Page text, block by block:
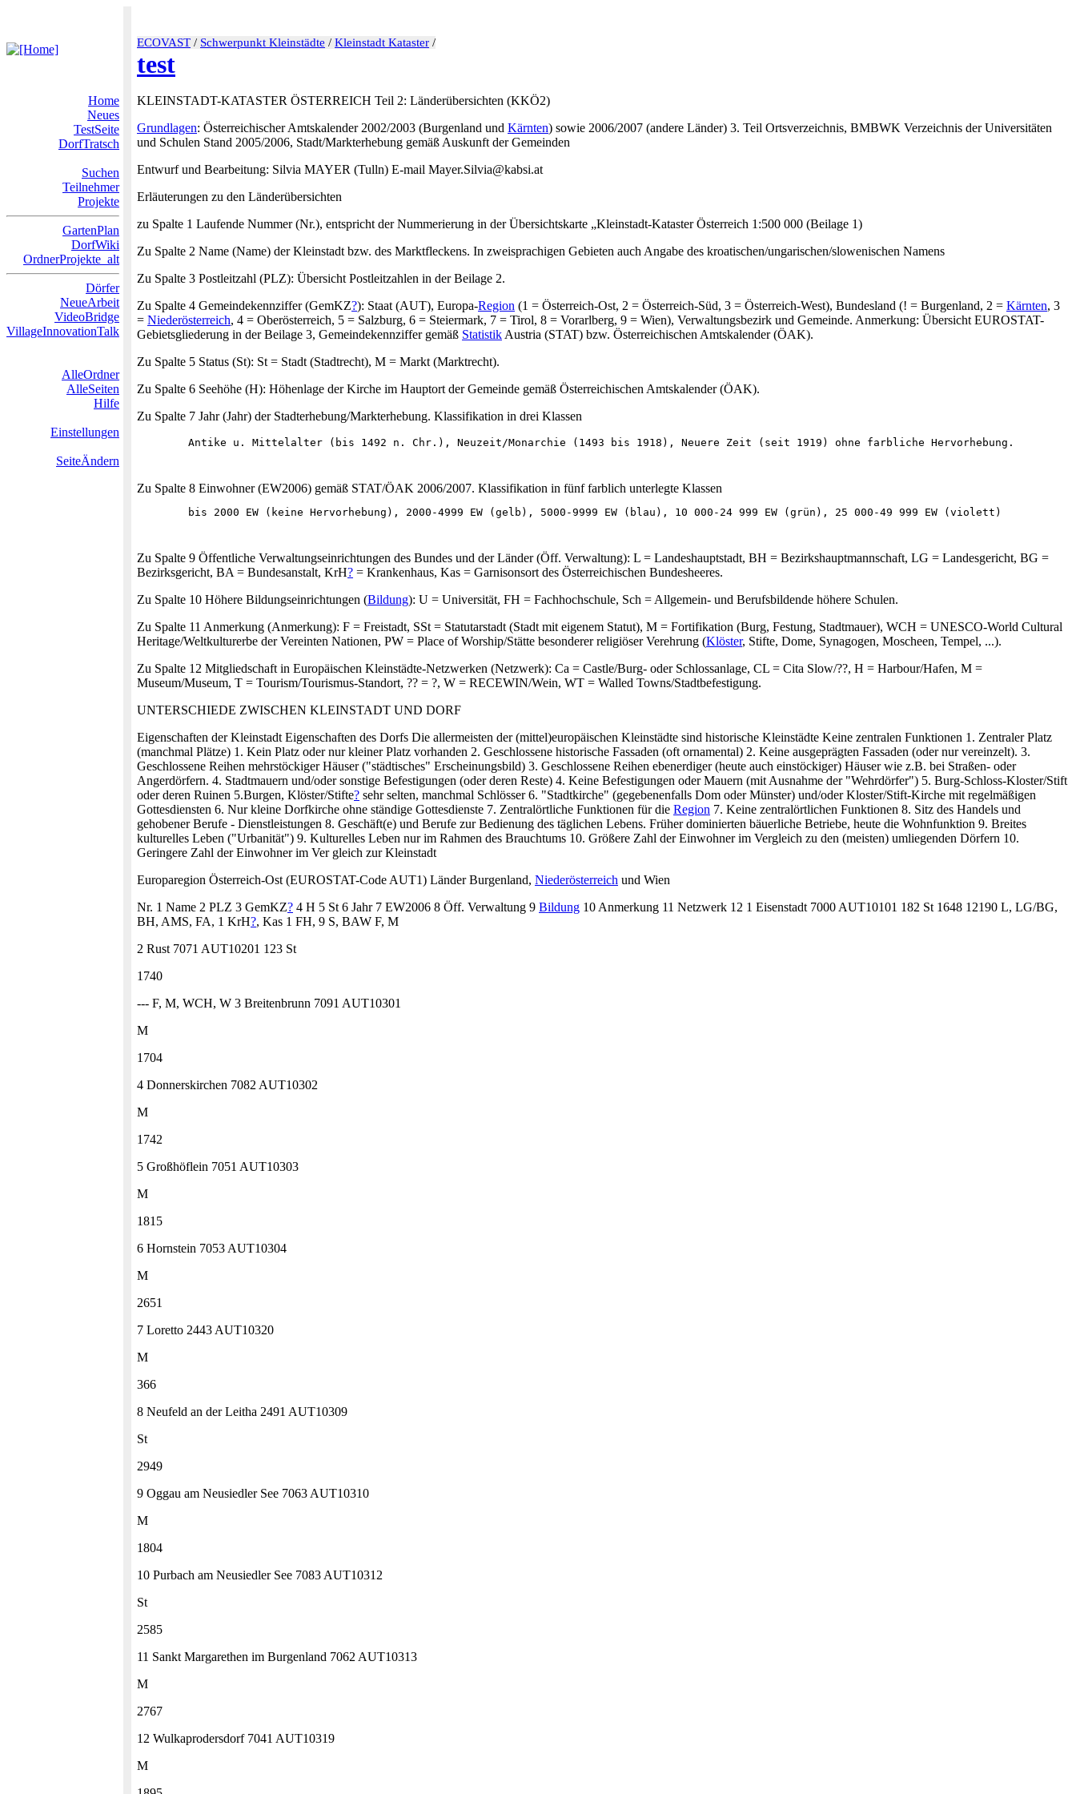
ECOVAST / Schwerpunkt Kleinstädte / Kleinstadt Kataster /
test
Home
Neues
TestSeite
DorfTratsch
Suchen
Teilnehmer
Projekte
GartenPlan
DorfWiki
OrdnerProjekte_alt
Dörfer
NeueArbeit
VideoBridge
VillageInnovationTalk
AlleOrdner
AlleSeiten
Hilfe
Einstellungen
SeiteÄndern
KLEINSTADT-KATASTER ÖSTERREICH Teil 2: Länderübersichten (KKÖ2)
Grundlagen: Österreichischer Amtskalender 2002/2003 (Burgenland und Kärnten) sowie 2006/2007 (andere Länder) 3. Teil Ortsverzeichnis, BMBWK Verzeichnis der Universitäten
und Schulen Stand 2005/2006, Stadt/Markterhebung gemäß Auskunft der Gemeinden
Entwurf und Bearbeitung: Silvia MAYER (Tulln) E-mail Mayer.Silvia@kabsi.at
Erläuterungen zu den Länderübersichten
zu Spalte 1 Laufende Nummer (Nr.), entspricht der Nummerierung in der Übersichtskarte „Kleinstadt-Kataster Österreich 1:500 000 (Beilage 1)
Zu Spalte 2 Name (Name) der Kleinstadt bzw. des Marktfleckens. In zweisprachigen Gebieten auch Angabe des kroatischen/ungarischen/slowenischen Namens
Zu Spalte 3 Postleitzahl (PLZ): Übersicht Postleitzahlen in der Beilage 2.
Zu Spalte 4 Gemeindekennziffer (GemKZ?): Staat (AUT), Europa-Region (1 = Österreich-Ost, 2 = Österreich-Süd, 3 = Österreich-West), Bundesland (! = Burgenland, 2 = Kärnten, 3
= Niederösterreich, 4 = Oberösterreich, 5 = Salzburg, 6 = Steiermark, 7 = Tirol, 8 = Vorarlberg, 9 = Wien), Verwaltungsbezirk und Gemeinde. Anmerkung: Übersicht EUROSTAT-
Gebietsgliederung in der Beilage 3, Gemeindekennziffer gemäß Statistik Austria (STAT) bzw. Österreichischen Amtskalender (ÖAK).
Zu Spalte 5 Status (St): St = Stadt (Stadtrecht), M = Markt (Marktrecht).
Zu Spalte 6 Seehöhe (H): Höhenlage der Kirche im Hauptort der Gemeinde gemäß Österreichischen Amtskalender (ÖAK).
Zu Spalte 7 Jahr (Jahr) der Stadterhebung/Markterhebung. Klassifikation in drei Klassen
Zu Spalte 8 Einwohner (EW2006) gemäß STAT/ÖAK 2006/2007. Klassifikation in fünf farblich unterlegte Klassen
Zu Spalte 9 Öffentliche Verwaltungseinrichtungen des Bundes und der Länder (Öff. Verwaltung): L = Landeshauptstadt, BH = Bezirkshauptmannschaft, LG = Landesgericht, BG =
Bezirksgericht, BA = Bundesanstalt, KrH? = Krankenhaus, Kas = Garnisonsort des Österreichischen Bundesheeres.
Zu Spalte 10 Höhere Bildungseinrichtungen (Bildung): U = Universität, FH = Fachhochschule, Sch = Allgemein- und Berufsbildende höhere Schulen.
Zu Spalte 11 Anmerkung (Anmerkung): F = Freistadt, SSt = Statutarstadt (Stadt mit eigenem Statut), M = Fortifikation (Burg, Festung, Stadtmauer), WCH = UNESCO-World Cultural
Heritage/Weltkulturerbe der Vereinten Nationen, PW = Place of Worship/Stätte besonderer religiöser Verehrung (Klöster, Stifte, Dome, Synagogen, Moscheen, Tempel, ...).
Zu Spalte 12 Mitgliedschaft in Europäischen Kleinstädte-Netzwerken (Netzwerk): Ca = Castle/Burg- oder Schlossanlage, CL = Cita Slow/??, H = Harbour/Hafen, M =
Museum/Museum, T = Tourism/Tourismus-Standort, ?? = ?, W = RECEWIN/Wein, WT = Walled Towns/Stadtbefestigung.
UNTERSCHIEDE ZWISCHEN KLEINSTADT UND DORF
Eigenschaften der Kleinstadt Eigenschaften des Dorfs Die allermeisten der (mittel)europäischen Kleinstädte sind historische Kleinstädte Keine zentralen Funktionen 1. Zentraler Platz
(manchmal Plätze) 1. Kein Platz oder nur kleiner Platz vorhanden 2. Geschlossene historische Fassaden (oft ornamental) 2. Keine ausgeprägten Fassaden (oder nur vereinzelt). 3.
Geschlossene Reihen mehrstöckiger Häuser ("städtisches" Erscheinungsbild) 3. Geschlossene Reihen ebenerdiger (heute auch einstöckiger) Häuser wie z.B. bei Straßen- oder
Angerdörfern. 4. Stadtmauern und/oder sonstige Befestigungen (oder deren Reste) 4. Keine Befestigungen oder Mauern (mit Ausnahme der "Wehrdörfer") 5. Burg-Schloss-Kloster/Stift
oder deren Ruinen 5.Burgen, Klöster/Stifte? sehr selten, manchmal Schlösser 6. "Stadtkirche" (gegebenenfalls Dom oder Münster) und/oder Kloster/Stift-Kirche mit regelmäßigen
Gottesdiensten 6. Nur kleine Dorfkirche ohne ständige Gottesdienste 7. Zentralörtliche Funktionen für die Region 7. Keine zentralörtlichen Funktionen 8. Sitz des Handels und
gehobener Berufe - Dienstleistungen 8. Geschäft(e) und Berufe zur Bedienung des täglichen Lebens. Früher dominierten bäuerliche Betriebe, heute die Wohnfunktion 9. Breites
kulturelles Leben ("Urbanität") 9. Kulturelles Leben nur im Rahmen des Brauchtums 10. Größere Zahl der Einwohner im Vergleich zu den (meisten) umliegenden Dörfern 10.
Geringere Zahl der Einwohner im Ver gleich zur Kleinstadt
Europaregion Österreich-Ost (EUROSTAT-Code AUT1) Länder Burgenland, Niederösterreich und Wien
Nr. 1 Name 2 PLZ 3 GemKZ? 4 H 5 St 6 Jahr 7 EW2006 8 Öff. Verwaltung 9 Bildung 10 Anmerkung 11 Netzwerk 12 1 Eisenstadt 7000 AUT10101 182 St 1648 12190 L, LG/BG,
BH, AMS, FA, 1 KrH?, Kas 1 FH, 9 S, BAW F, M
2 Rust 7071 AUT10201 123 St
1740
--- F, M, WCH, W 3 Breitenbrunn 7091 AUT10301
M
1704
4 Donnerskirchen 7082 AUT10302
M
1742
5 Großhöflein 7051 AUT10303
M
1815
6 Hornstein 7053 AUT10304
M
2651
7 Loretto 2443 AUT10320
M
366
8 Neufeld an der Leitha 2491 AUT10309
St
2949
9 Oggau am Neusiedler See 7063 AUT10310
M
1804
10 Purbach am Neusiedler See 7083 AUT10312
St
2585
11 Sankt Margarethen im Burgenland 7062 AUT10313
M
2767
12 Wulkaprodersdorf 7041 AUT10319
M